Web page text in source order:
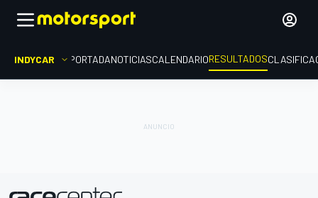
INDYCAR PORTADANOTICIASCALENDARIORESULTADOS